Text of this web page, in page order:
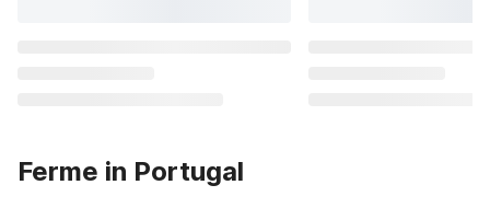
Ferme in Portugal